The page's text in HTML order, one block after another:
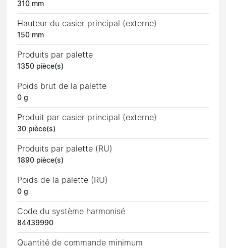
310 mm
Hauteur du casier principal (externe)
150 mm
Produits par palette
1350 pièce(s)
Poids brut de la palette
0 g
Produit par casier principal (externe)
30 pièce(s)
Produits par palette (RU)
1890 pièce(s)
Poids de la palette (RU)
0 g
Code du système harmonisé
84439990
Quantité de commande minimum